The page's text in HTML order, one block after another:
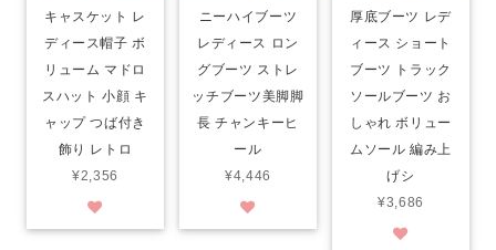
キャスケット レ
ディース帽子 ボ
リューム マドロ
スハット 小顔 キ
ャップ つば付き
飾り レトロ
¥2,356
ニーハイブーツ
レディース ロン
グブーツ ストレ
ッチブーツ美脚脚
長 チャンキーヒ
ール
¥4,446
厚底ブーツ レデ
ィース ショート
ブーツ トラック
ソールブーツ お
しゃれ ボリュー
ムソール 編み上
げシ
¥3,686